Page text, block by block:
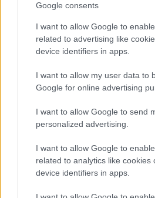
Google consents
I want to allow Google to
related to advertising like
device identifiers in apps.
I want to allow my user data to
Google for online advertising
I want to allow Google to send
personalized advertising.
I want to allow Google to
related to analytics like cookies
device identifiers in apps.
#microsoft #xbox game
#játékok
#október #2025